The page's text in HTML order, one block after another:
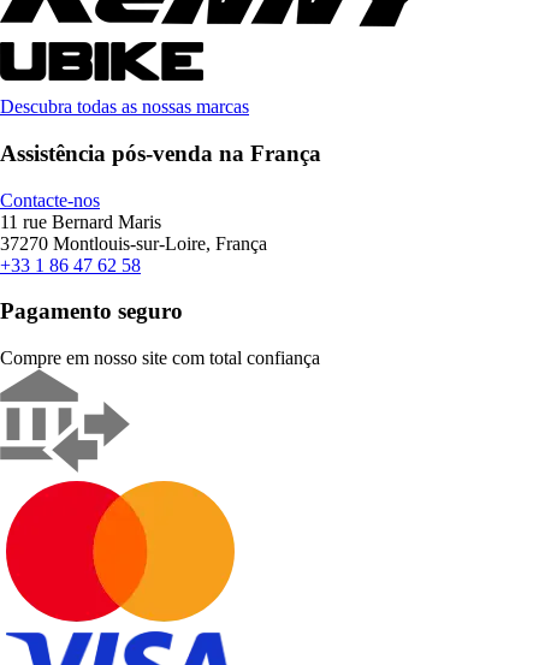
Descubra todas as nossas marcas
Assistência pós-venda na França
Contacte-nos
11 rue Bernard Maris
37270 Montlouis-sur-Loire, França
+33 1 86 47 62 58
Pagamento seguro
Compre em nosso site com total confiança